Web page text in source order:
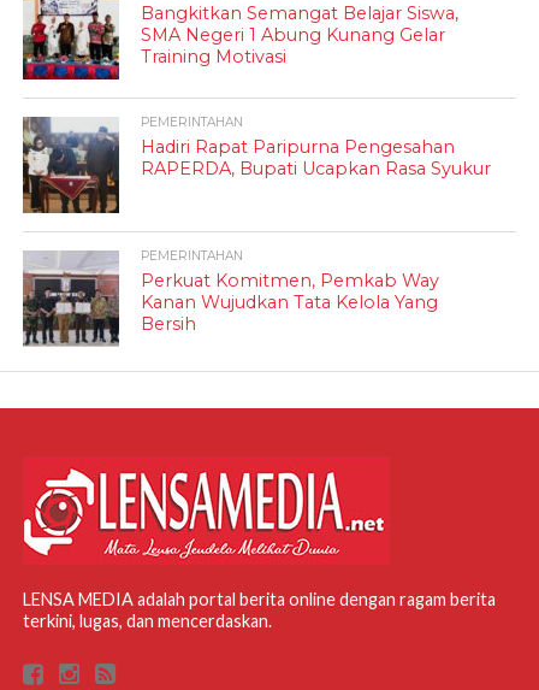
Bangkitkan Semangat Belajar Siswa,
SMA Negeri 1 Abung Kunang Gelar
Training Motivasi
PEMERINTAHAN
Hadiri Rapat Paripurna Pengesahan
RAPERDA, Bupati Ucapkan Rasa Syukur
PEMERINTAHAN
Perkuat Komitmen, Pemkab Way
Kanan Wujudkan Tata Kelola Yang
Bersih
LENSA MEDIA adalah portal berita online dengan ragam berita
terkini, lugas, dan mencerdaskan.